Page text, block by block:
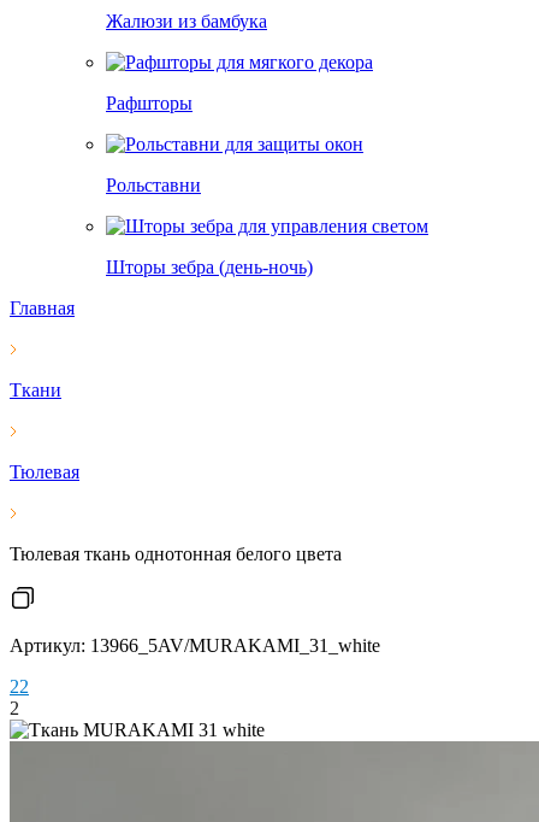
Жалюзи из бамбука
Рафшторы
Рольставни
Шторы зебра (день-ночь)
Главная
Ткани
Тюлевая
Тюлевая ткань однотонная белого цвета
Артикул: 13966_5AV/MURAKAMI_31_white
22
2